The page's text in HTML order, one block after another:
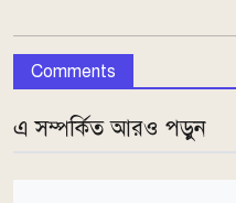
Comments
এ সম্পর্কিত আরও পড়ুন